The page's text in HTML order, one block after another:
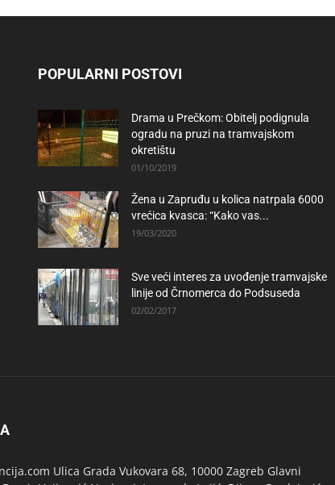
POPULARNI POSTOVI
Drama u Prečkom: Obitelj podignula
ogradu na pruzi na tramvajskom
okretištu
01/10/2019
Žena u Zapruđu u kolica natrpala 6000
vrećica kvasca: “Kako vas...
19/03/2020
Sve veći interes za uvođenje tramvajske
linije od Črnomerca do Podsuseda
02/02/2017
Ulica Grada Vukovara 68, 10000 Zagreb Glavni